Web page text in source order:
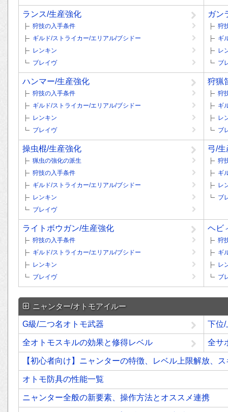
ランス/生産強化
狩技の入手条件
ギルド/ストライカー/エリアル/ブシドー
レンキン
ブレイヴ
ガン
狩
ギ
レ
ブ
ハンマー/生産強化
狩技の入手条件
ギルド/ストライカー/エリアル/ブシドー
レンキン
ブレイヴ
狩猟
狩
ギ
レ
ブ
操虫棍/生産強化
猟虫の強化の派生
狩技の入手条件
ギルド/ストライカー/エリアル/ブシドー
レンキン
ブレイヴ
弓/
狩
ギ
レ
ブ
ライトボウガン/生産強化
狩技の入手条件
ギルド/ストライカー/エリアル/ブシドー
レンキン
ブレイヴ
ヘビ
狩
ギ
レ
ブ
ニャンター/オトモアイルー
G級/二つ名オトモ武器 下位/
全オトモスキルの効果と修得レベル 全サ
【初心者向け】ニャンターの特徴、レベル上限解放、
オトモ防具の性能一覧
ニャンター全般の新要素、操作方法とオススメ連携